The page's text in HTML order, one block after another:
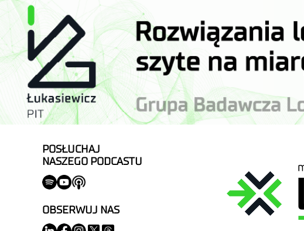
POSŁUCHAJ
NASZEGO PODCASTU
OBSERWUJ NAS